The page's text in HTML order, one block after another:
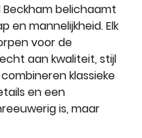
belichaamt
en mannelijkheid. Elk
voor de
aan kwaliteit, stijl
klassieke
en een
is, maar